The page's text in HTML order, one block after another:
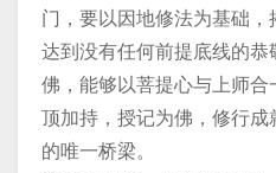
门，要以因地修法为基础，
达到没有任何前提底线的恭
佛，能够以菩提心与上师
顶加持，授记为佛，修行成
的唯一桥梁。